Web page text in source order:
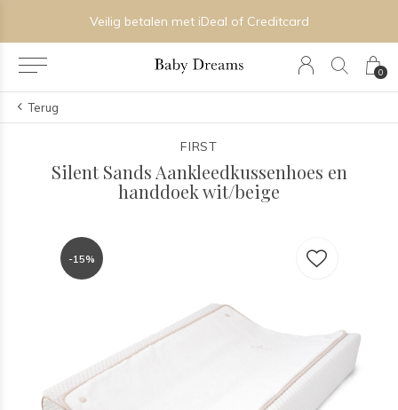
0
Veilig betalen met iDeal of Creditcard
Terug
FIRST
Silent Sands Aankleedkussenhoes en
handdoek wit/beige
-15%